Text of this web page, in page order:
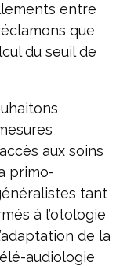
entre
que
du seuil de
aux soins
primo-
tant
à l’otologie
de la
audiologie